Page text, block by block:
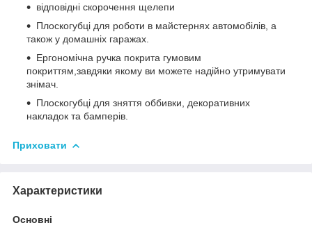
відповідні скорочення щелепи
Плоскогубці для роботи в майстернях автомобілів, а
також у домашніх гаражах.
Ергономічна ручка покрита гумовим
покриттям, завдяки якому ви можете надійно утримувати
знімач.
Плоскогубці для зняття оббивки, декоративних
накладок та бамперів.
Приховати
Характеристики
Основні